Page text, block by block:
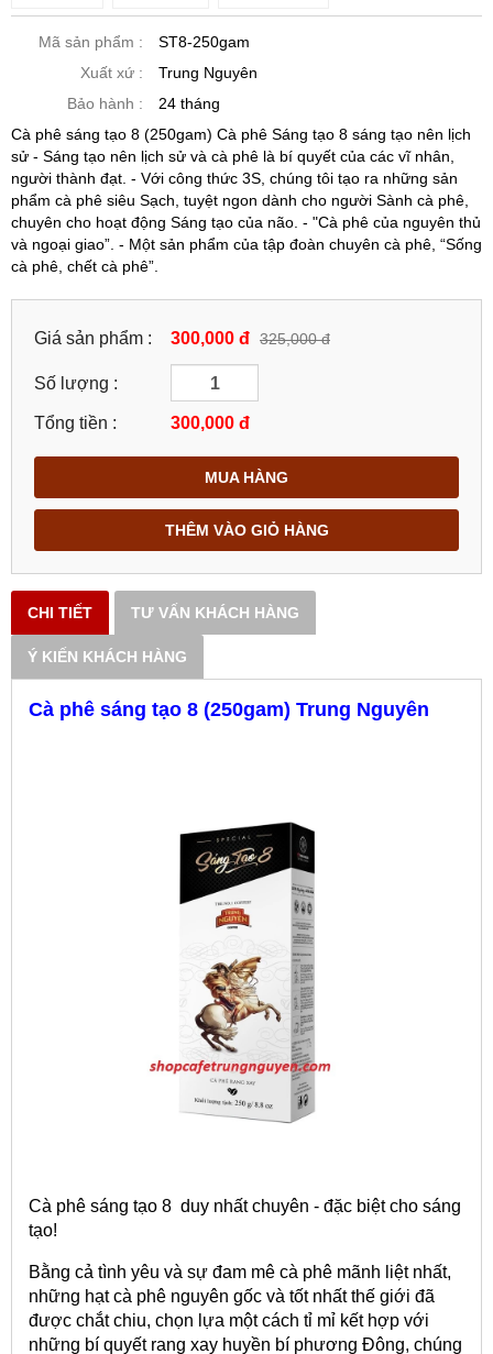
Mã sản phẩm :
ST8-250gam
Xuất xứ :
Trung Nguyên
Bảo hành :
24 tháng
Cà phê sáng tạo 8 (250gam) Cà phê Sáng tạo 8 sáng tạo nên lịch
sử - Sáng tạo nên lịch sử và cà phê là bí quyết của các vĩ nhân,
người thành đạt. - Với công thức 3S, chúng tôi tạo ra những sản
phẩm cà phê siêu Sạch, tuyệt ngon dành cho người Sành cà phê,
chuyên cho hoạt động Sáng tạo của não. - "Cà phê của nguyên thủ
và ngoại giao”. - Một sản phẩm của tập đoàn chuyên cà phê, “Sống
cà phê, chết cà phê”.
Giá sản phẩm : 300,000 đ 325,000 đ
Số lượng :
Tổng tiền : 300,000 đ
MUA HÀNG
THÊM VÀO GIỎ HÀNG
CHI TIẾT TƯ VẤN KHÁCH HÀNG
Ý KIẾN KHÁCH HÀNG
Cà phê sáng tạo 8 (250gam) Trung Nguyên
Cà phê sáng tạo 8 duy nhất chuyên - đặc biệt cho sáng
tạo!
Bằng cả tình yêu và sự đam mê cà phê mãnh liệt nhất,
những hạt cà phê nguyên gốc và tốt nhất thế giới đã
được chắt chiu, chọn lựa một cách tỉ mỉ kết hợp với
những bí quyết rang xay huyền bí phương Đông, chúng